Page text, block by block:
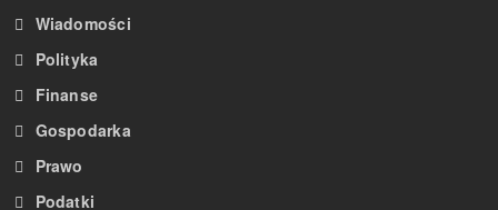
Wiadomości
Polityka
Finanse
Gospodarka
Prawo
Podatki